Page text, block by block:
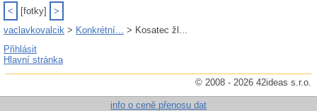
< [fotky]
>
vaclavkovalcik > Konkrétní... > Kosatec žl...
Přihlásit
Hlavní stránka
© 2008 - 2026 42ideas s.r.o.
info o ceně přenosu dat